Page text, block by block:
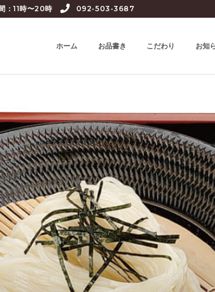
：11時〜20時 092-503-3687
ホーム お品書き こだわり お知